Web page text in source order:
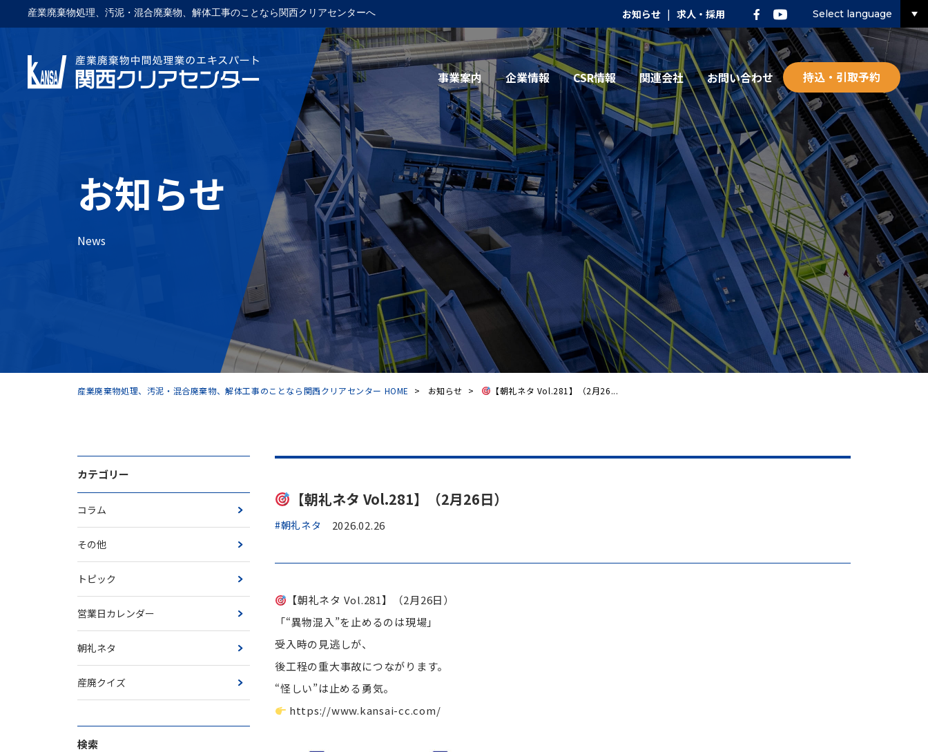
産業廃棄物処理、汚泥・混合廃棄物、解体工事のことなら関西クリアセンターへ お知らせ | 求人・採用 Select language
事業案内 企業情報 CSR情報 関連会社 お問い合わせ 持込・引取予約
お知らせ
News
産業廃棄物処理、汚泥・混合廃棄物、解体工事のことなら関西クリアセンター HOME > お知らせ > 【朝礼ネタ Vol.281】（2月26...
カテゴリー
コラム
その他
トピック
営業日カレンダー
朝礼ネタ
産廃クイズ
検索
【朝礼ネタ Vol.281】（2月26日）
#朝礼ネタ 2026.02.26
【朝礼ネタ Vol.281】（2月26日）
「“異物混入”を止めるのは現場」
受入時の見逃しが、
後工程の重大事故につながります。
“怪しい”は止める勇気。
https://www.kansai-cc.com/